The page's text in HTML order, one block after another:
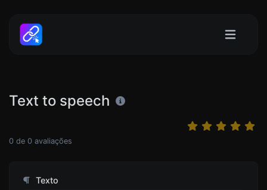
Text to speech
0 de 0 avaliações
Texto